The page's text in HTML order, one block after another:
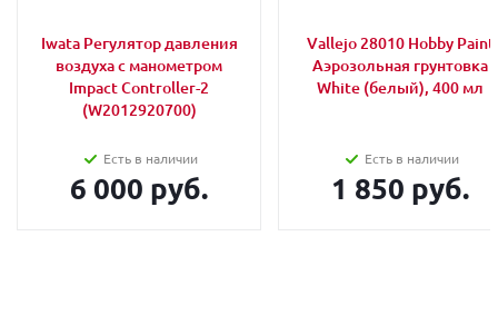
Iwata Регулятор давления
воздуха с манометром
Impact Controller-2
(W2012920700)
Есть в наличии
6 000 руб.
Vallejo 28010 Hobby Paint
Аэрозольная грунтовка
White (белый), 400 мл
Есть в наличии
1 850 руб.